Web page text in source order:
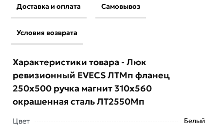
Доставка и оплата Самовывоз
Условия возврата
Характеристики товара - Люк
ревизионный EVECS ЛТМп фланец
250x500 ручка магнит 310x560
окрашенная сталь ЛТ2550Мп
Цвет Белый